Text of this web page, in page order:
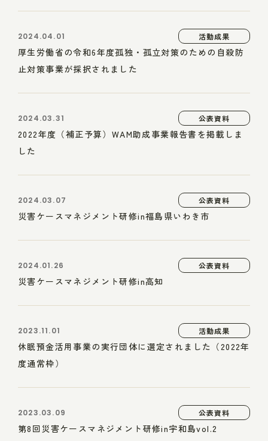
2024.04.01 活動成果
厚生労働省の令和6年度孤独・孤立対策のための自殺防
止対策事業が採択されました
2024.03.31 公表資料
2022年度（補正予算）WAM助成事業報告書を掲載しま
した
2024.03.07 公表資料
災害ケースマネジメント研修in福島県いわき市
2024.01.26 公表資料
災害ケースマネジメント研修in高知
2023.11.01 活動成果
休眠預金活用事業の実行団体に選定されました（2022年
度通常枠）
2023.03.09 公表資料
第8回災害ケースマネジメント研修in宇和島vol.2